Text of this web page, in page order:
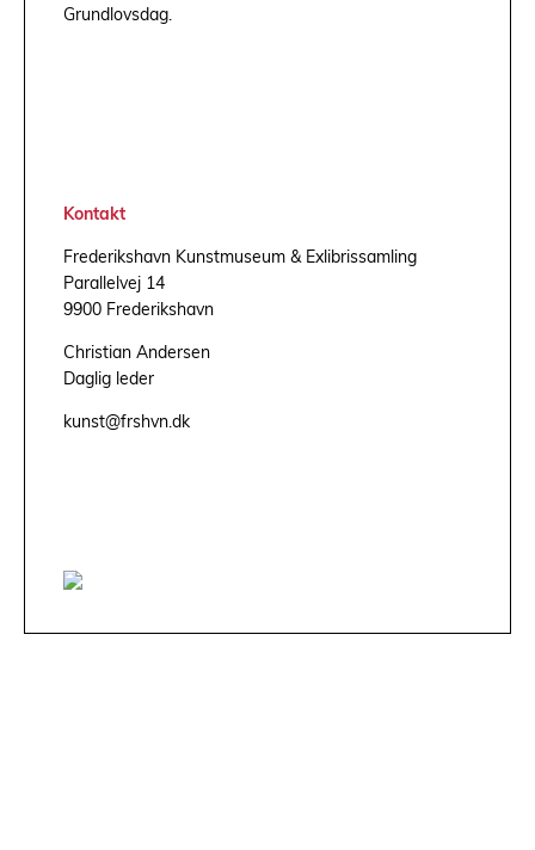
Grundlovsdag.
Kontakt
Frederikshavn Kunstmuseum & Exlibrissamling
Parallelvej 14
9900 Frederikshavn
Christian Andersen
Daglig leder
kunst@frshvn.dk